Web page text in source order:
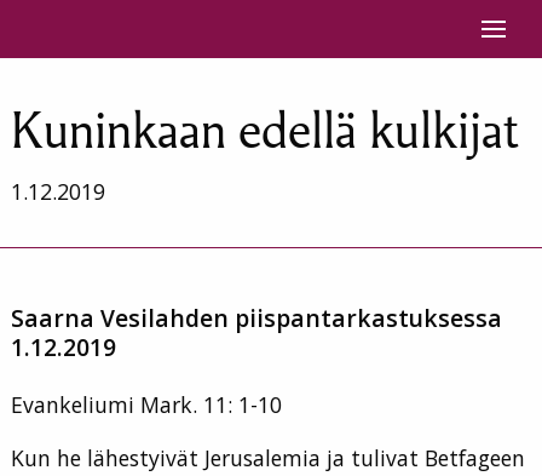
Kuninkaan edellä kulkijat
1.12.2019
Saarna Vesilahden piispantarkastuksessa
1.12.2019
Evankeliumi Mark. 11: 1-10
Kun he lähestyivät Jerusalemia ja tulivat Betfageen